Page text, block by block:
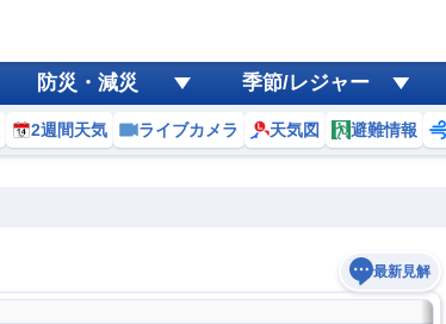
防災・減災 季節/レジャー
2週間天気 ライブカメラ 天気図 避難情報
最新見解